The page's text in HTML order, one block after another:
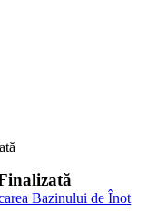
Bazinului de Înot